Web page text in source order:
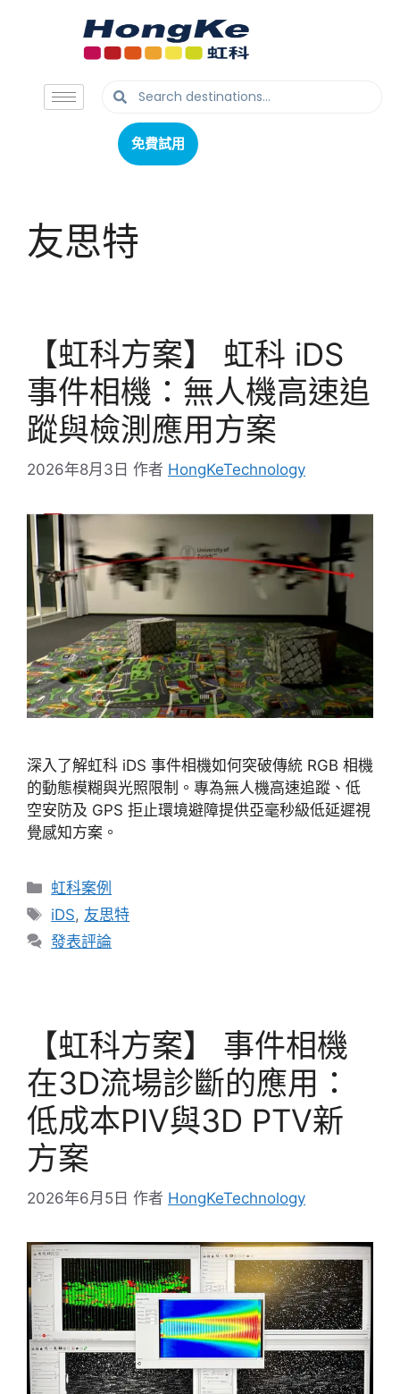
免費試用
免費試用
友思特
【虹科方案】 虹科 iDS
事件相機：無人機高速追
蹤與檢測應用方案
2026年8月3日 作者 HongKeTechnology
深入了解虹科 iDS 事件相機如何突破傳統 RGB 相機
的動態模糊與光照限制。專為無人機高速追蹤、低
空安防及 GPS 拒止環境避障提供亞毫秒級低延遲視
覺感知方案。
虹科案例
iDS, 友思特
發表評論
【虹科方案】 事件相機
在3D流場診斷的應用：
低成本PIV與3D PTV新
方案
2026年6月5日 作者 HongKeTechnology